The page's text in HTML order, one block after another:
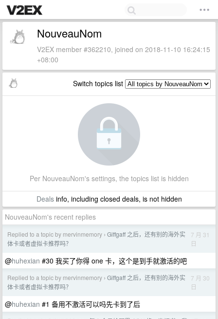
NouveauNom
V2EX member #362210, joined on 2018-11-10 16:24:15
+08:00
Switch topics list
Per NouveauNom's settings, the topics list is hidden
Dealsinfo, including closed deals, is not hidden
NouveauNom's recent replies
Replied to a topic by mervinmemory › Giffgaff 之后，还有别的海外实
体卡或者虚拟卡推荐吗？
7 月 31
日
@huhexian #30 我买了你得 one 卡，这个是到手就激活的吧
Replied to a topic by mervinmemory › Giffgaff 之后，还有别的海外实
体卡或者虚拟卡推荐吗？
7 月 30
日
@huhexian #1 备用不激活可以吗先卡到了后